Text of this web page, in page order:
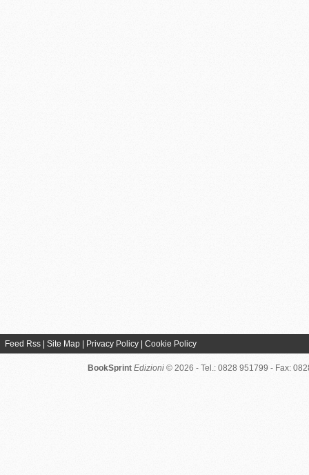
Feed Rss Site Map Privacy Policy Cookie Policy
BookSprint Edizioni © 2026 - Tel.: 0828 951799 - Fax: